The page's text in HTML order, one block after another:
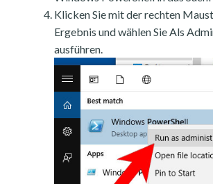
Klicken Sie mit der rechten
Ergebnis und wählen Sie Als
ausführen.